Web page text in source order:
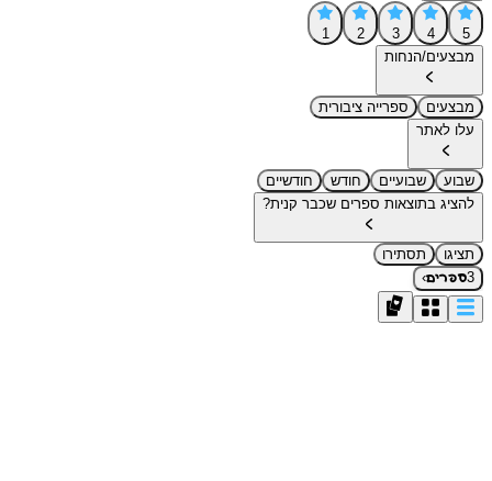
5
4
3
2
1
מבצעים/הנחות
מבצעים
ספרייה ציבורית
עלו לאתר
שבוע שבועיים חודש
חודשיים
להציג בתוצאות ספרים שכבר קנית?
תציגו
תסתירו
3ספרים›